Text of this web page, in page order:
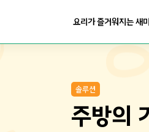
요리가 즐거워지는 새
솔루션
주방의